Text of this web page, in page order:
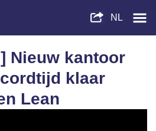
Nieuw kantoor
klaar
Lean